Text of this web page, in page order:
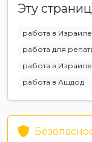
Эту
работа в Израиле
работа для
работа в
работа в Ашдод